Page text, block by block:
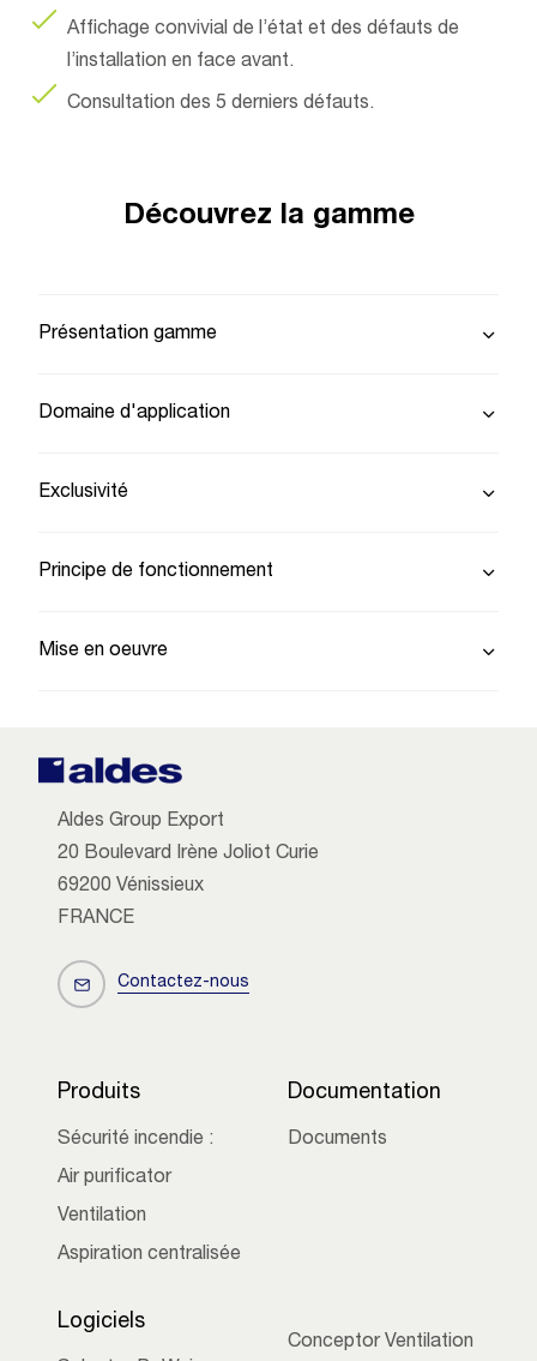
Affichage convivial de l’état et des défauts de
l’installation en face avant.
Consultation des 5 derniers défauts.
Découvrez la gamme
Présentation gamme
Domaine d'application
Exclusivité
Principe de fonctionnement
Mise en oeuvre
Aldes Group Export
20 Boulevard Irène Joliot Curie
69200 Vénissieux
FRANCE
Contactez-nous
Produits
Sécurité incendie :
Air purificator
Ventilation
Aspiration centralisée
Documentation
Documents
Logiciels
Conceptor Ventilation